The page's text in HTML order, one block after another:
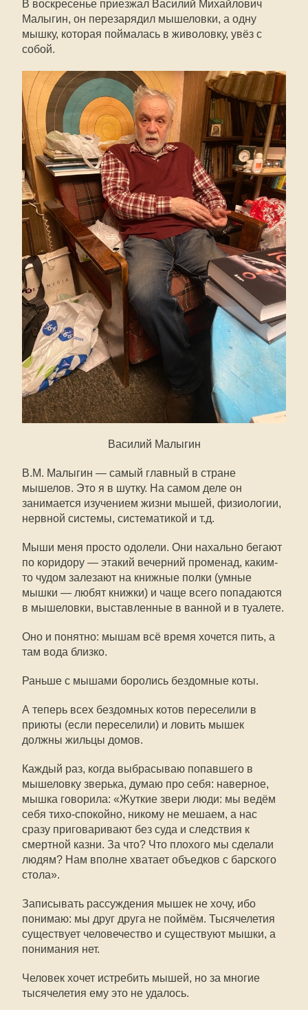
В воскресенье приезжал Василий Михайлович
Малыгин, он перезарядил мышеловки, а одну
мышку, которая поймалась в живоловку, увёз с
собой.
Василий Малыгин
В.М. Малыгин — самый главный в стране
мышелов. Это я в шутку. На самом деле он
занимается изучением жизни мышей, физиологии,
нервной системы, систематикой и т.д.
Мыши меня просто одолели. Они нахально бегают
по коридору — этакий вечерний променад, каким-
то чудом залезают на книжные полки (умные
мышки — любят книжки) и чаще всего попадаются
в мышеловки, выставленные в ванной и в туалете.
Оно и понятно: мышам всё время хочется пить, а
там вода близко.
Раньше с мышами боролись бездомные коты.
А теперь всех бездомных котов переселили в
приюты (если переселили) и ловить мышек
должны жильцы домов.
Каждый раз, когда выбрасываю попавшего в
мышеловку зверька, думаю про себя: наверное,
мышка говорила: «Жуткие звери люди: мы ведём
себя тихо-спокойно, никому не мешаем, а нас
сразу приговаривают без суда и следствия к
смертной казни. За что? Что плохого мы сделали
людям? Нам вполне хватает объедков с барского
стола».
Записывать рассуждения мышек не хочу, ибо
понимаю: мы друг друга не поймём. Тысячелетия
существует человечество и существуют мышки, а
понимания нет.
Человек хочет истребить мышей, но за многие
тысячелетия ему это не удалось.